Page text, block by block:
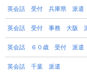
英会話 受付 兵庫県 派遣
英会話 受付 事務 大阪
英会話 ６０歳 受付 派遣
英会話 千葉 派遣